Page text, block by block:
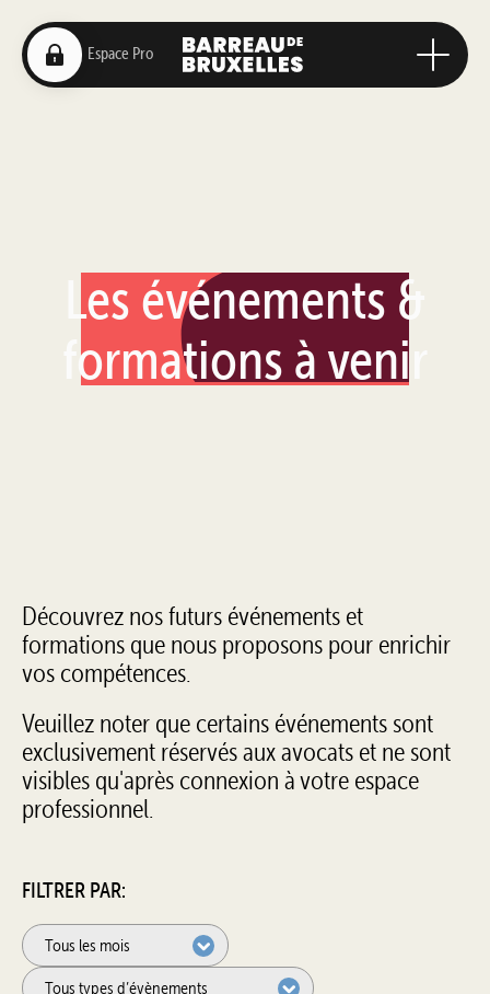
Les événements &
formations à venir
Découvrez nos futurs événements et
formations que nous proposons pour enrichir
vos compétences.
Veuillez noter que certains événements sont
exclusivement réservés aux avocats et ne sont
visibles qu'après connexion à votre espace
professionnel.
FILTRER PAR: